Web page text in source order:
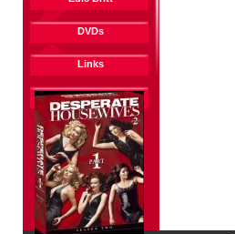
DVDs
Links